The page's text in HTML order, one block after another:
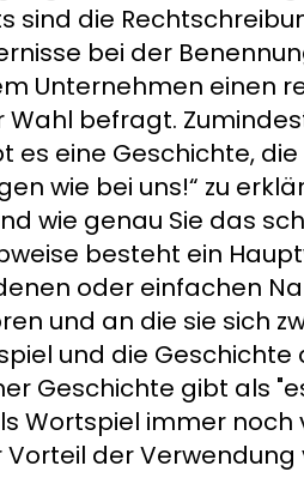
sind die
bei der
Unternehmen einen
Wahl befragt.
eine Geschichte,
wie bei uns!“ zu
wie genau Sie das
besteht ein
oder einfachen
und an die sie sich
und die
Geschichte gibt als
Wortspiel immer
Vorteil der